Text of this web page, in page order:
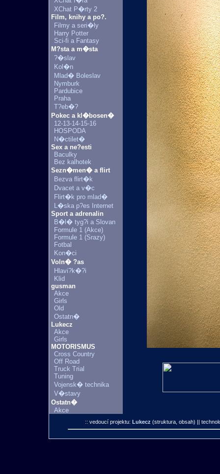
XChat P�rty 2
Film, knihy a po?.
Filmy a seri�ly
Harry Potter
Sci-fi a Fantasy
M?sta a m�sta
?�slav
Kol�n
Mlad� Boleslav
Nymburk
Pardubice
Praha
T?eb�?
Pokec a kl�bosen�
12-13-14-15-16
HOSPODA
N�ctilet�
Sex a ne?esti
Baculky
Bez kalhotek
Sezn�men� a flirt
Bezva flirt�k
Dvacet a v�c
Flirt�k pro mlad�
L�ska p?es Internet
Sport a adrenalin
B�l� tyg?i a Slovan
Formule 1 (Akce)
Formule 1 (Srazy)
Fotbal
Kon�ci
Voln� ?as
Hlavi?k�?i
Klid
gusman
Akce
Girls
Old
Ostatn�
Lukecz
Akce
Girls
MOTORISMUS
Cross Country
Off Road
Truck Trial
Tuning
Vojensk� technika
V�stavy
Ostatn�
Akce
:: vedoucí projektu: Lukecz (struktura, obsah) ||